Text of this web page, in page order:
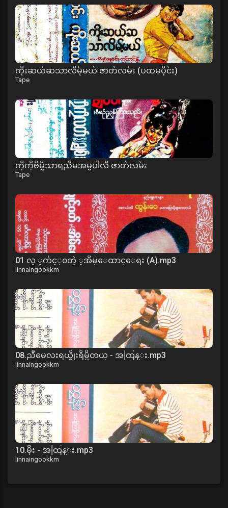
ကိုးဆယ်ဆသာလိမ့်မယ် ဇာတ်လမ်း (ပထမပိုင်း)
Tape
ကိုကိုဗိမ္ဗိသာရညီမအမ္ဗပါလီ ဇာတ်လမ်း
Tape
01 လူ ့က်င့္၀တ္နဲ ့အိမ္ေထာင္ေရး (A).mp3
linnaingookkm
08.ညီမေလးရယ္စိုးရိမ္မိတယ္ - အထြန္း.mp3
linnaingookkm
10.မိုး - အထြန္း.mp3
linnaingookkm